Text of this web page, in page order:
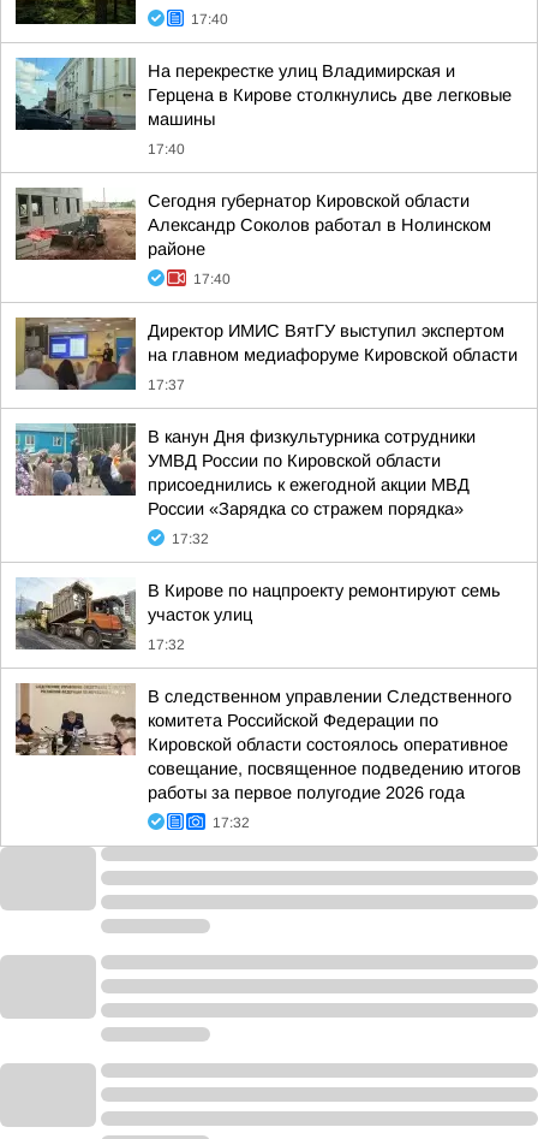
17:40
На перекрестке улиц Владимирская и
Герцена в Кирове столкнулись две легковые
машины
17:40
Сегодня губернатор Кировской области
Александр Соколов работал в Нолинском
районе
17:40
Директор ИМИС ВятГУ выступил экспертом
на главном медиафоруме Кировской области
17:37
В канун Дня физкультурника сотрудники
УМВД России по Кировской области
присоеднились к ежегодной акции МВД
России «Зарядка со стражем порядка»
17:32
В Кирове по нацпроекту ремонтируют семь
участок улиц
17:32
В следственном управлении Следственного
комитета Российской Федерации по
Кировской области состоялось оперативное
совещание, посвященное подведению итогов
работы за первое полугодие 2026 года
17:32